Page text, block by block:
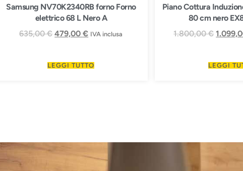
Samsung NV70K2340RB forno Forno
elettrico 68 L Nero A
635,00€ 479,00€ IVA inclusa
LEGGI TUTTO
Piano Cottura
80 cm nero
1.800,00€
LEGGI